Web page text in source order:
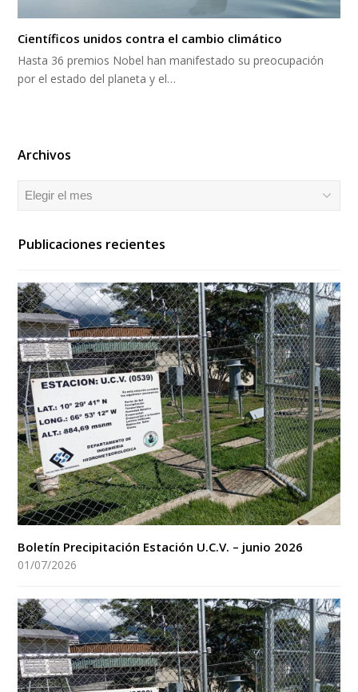
Científicos unidos contra el cambio climático
Hasta 36 premios Nobel han manifestado su preocupación
por el estado del planeta y el…
Archivos
Archivos
Publicaciones recientes
Boletín Precipitación Estación U.C.V. – junio 2026
01/07/2026